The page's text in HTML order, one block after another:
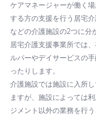
ケアマネージャーが働く
する方の支援を行う居宅
などの介護施設の2つに分
居宅介護支援事業所では
ルパーやデイサービスの
ったりします。
介護施設では施設に入所
ますが、施設によっては
ジメント以外の業務を行う